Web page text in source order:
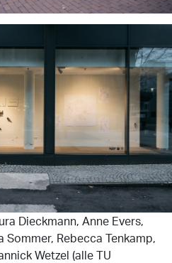
Dieckmann, Anne Evers,
Sommer, Rebecca Tenkamp,
Wetzel (alle TU